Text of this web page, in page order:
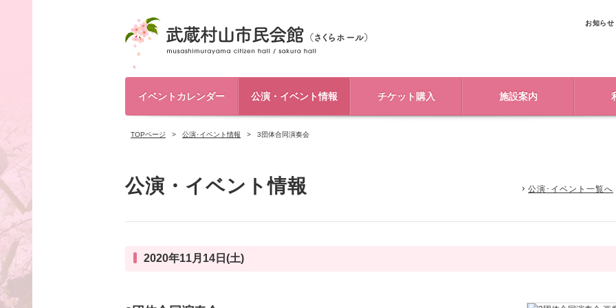
お知らせ
イベントカレンダー 公演・イベント情報 チケット購入 施設案内
TOPページ 公演･イベント情報 3団体合同演奏会
公演・イベント情報 公演･イベント一覧へ
2020年11月14日(土)